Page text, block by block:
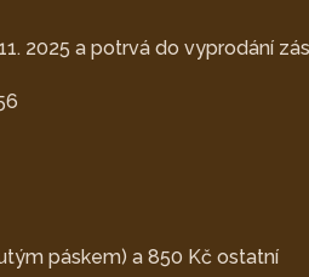
2025 a potrvá do vyprodání
páskem) a 850 Kč ostatní